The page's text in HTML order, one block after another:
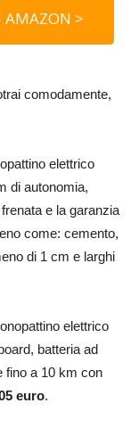
AMAZON >
comodamente,
elettrico
di autonomia,
e la garanzia
come: cemento,
di 1 cm e larghi
elettrico
batteria ad
fino a 10 km con
euro.